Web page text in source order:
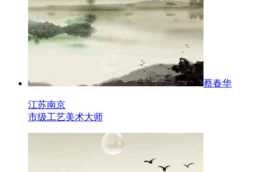
蔡春华
江苏南京
市级工艺美术大师